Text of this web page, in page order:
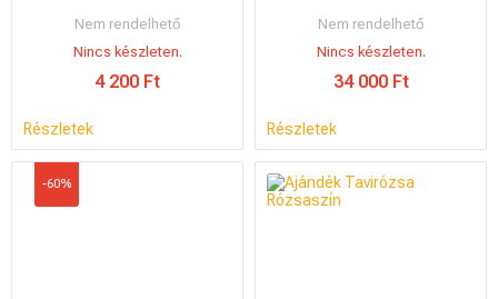
Nem rendelhető
Nincs készleten.
4 200 Ft
Részletek
Nem rendelhető
Nincs készleten.
34 000 Ft
Részletek
-60%